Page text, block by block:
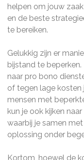
helpen om jouw
en de beste
te bereiken.
Gelukkig zijn er
bijstand te
naar pro bono
of tegen lage kosten
mensen met
kun je ook kijken
waarbij je samen
oplossing onder
Kortom, hoewel de